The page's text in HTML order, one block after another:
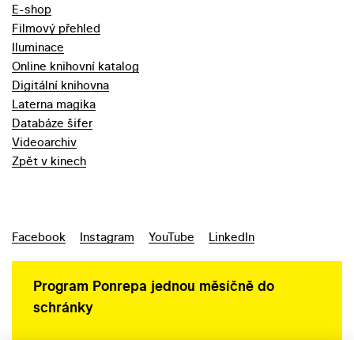
E-shop
Filmový přehled
Iluminace
Online knihovní katalog
Digitální knihovna
Laterna magika
Databáze šifer
Videoarchiv
Zpět v kinech
Facebook Instagram YouTube LinkedIn
Program Ponrepa jednou měsíčně do
schránky